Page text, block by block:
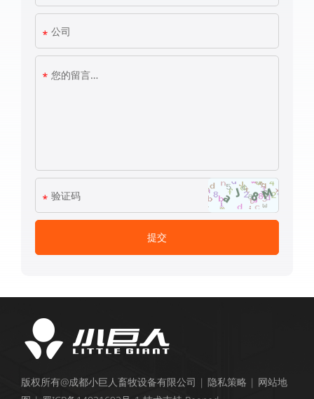
版权所有@成都小巨人畜牧设备有限公司 | 隐私策略 | 网站地